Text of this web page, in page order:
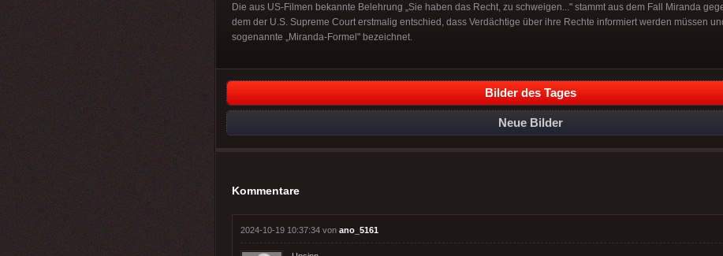
Die aus US-Filmen bekannte Belehrung „Sie haben das Recht, zu schweigen..." stammt aus dem Fall Miranda
dem der U.S. Supreme Court erstmalig entschied, dass Verdächtige über ihre Rechte informiert werden müssen
sogenannte „Miranda-Formel" bezeichnet.
Bilder des Tages
Neue Bilder
Kommentare
2024-10-19 10:37:34 von ano_5161